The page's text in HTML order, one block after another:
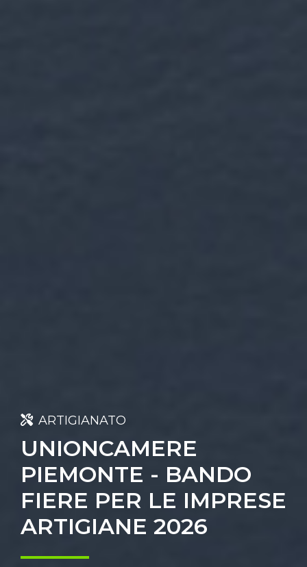
ARTIGIANATO
UNIONCAMERE
PIEMONTE - BANDO
FIERE PER LE IMPRESE
ARTIGIANE 2026